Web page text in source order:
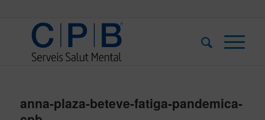
anna-plaza-beteve-fatiga-pandemica-